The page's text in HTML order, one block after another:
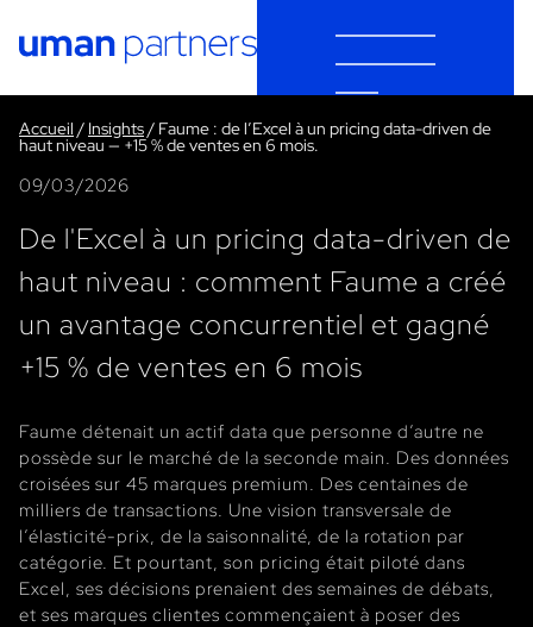
Accueil / Insights/ Faume : de l’Excel à un pricing data-driven de
haut niveau — +15 % de ventes en 6 mois.
09/03/2026
De l'Excel à un pricing data-driven de
haut niveau : comment Faume a créé
un avantage concurrentiel et gagné
+15 % de ventes en 6 mois
Faume détenait un actif data que personne d’autre ne
possède sur le marché de la seconde main. Des données
croisées sur 45 marques premium. Des centaines de
milliers de transactions. Une vision transversale de
l’élasticité-prix, de la saisonnalité, de la rotation par
catégorie. Et pourtant, son pricing était piloté dans
Excel, ses décisions prenaient des semaines de débats,
et ses marques clientes commençaient à poser des